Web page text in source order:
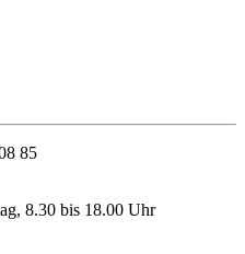
85
8.30 bis 18.00 Uhr